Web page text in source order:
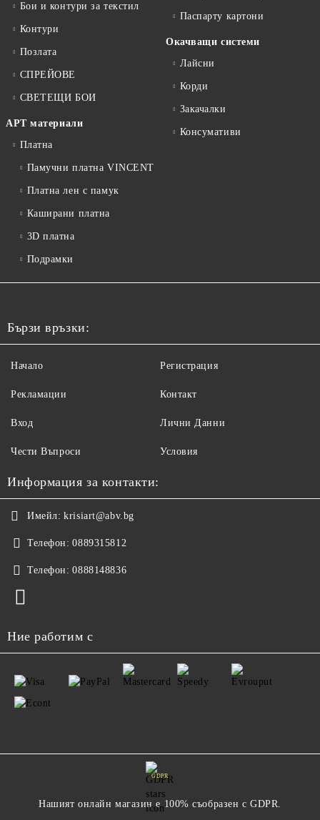
Бои и контури за текстил
Контури
Позлата
СПРЕЙОВЕ
СВЕТЕЩИ БОИ
АРТ материали
Платна
Памучни платна VINCENT
Платна лен с памук
Каширани платна
3D платна
Подрамки
Паспарту картони
Окачващи системи
Лайсни
Корди
Закачалки
Консумативи
Бързи връзки:
Начало
Рекламации
Вход
Чести Въпроси
Регистрация
Контакт
Лични Данни
Условия
Информация за контакти:
Имейл: krisiart@abv.bg
Телефон: 0889315812
Телефон: 0888148836
Ние работим с
GDPR
Нашият онлайн магазин е 100% съобразен с GDPR.